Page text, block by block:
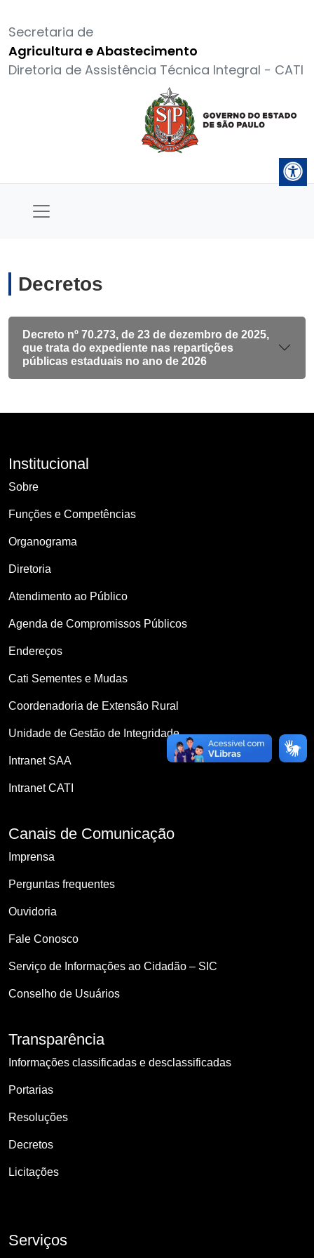
Secretaria de
Agricultura e Abastecimento
Diretoria de Assistência Técnica Integral - CATI
Decretos
Decreto nº 70.273, de 23 de dezembro de 2025,
que trata do expediente nas repartições
públicas estaduais no ano de 2026
Institucional
Sobre
Funções e Competências
Organograma
Diretoria
Atendimento ao Público
Agenda de Compromissos Públicos
Endereços
Cati Sementes e Mudas
Coordenadoria de Extensão Rural
Unidade de Gestão de Integridade
Intranet SAA
Intranet CATI
Canais de Comunicação
Imprensa
Perguntas frequentes
Ouvidoria
Fale Conosco
Serviço de Informações ao Cidadão – SIC
Conselho de Usuários
Transparência
Informações classificadas e desclassificadas
Portarias
Resoluções
Decretos
Licitações
Serviços